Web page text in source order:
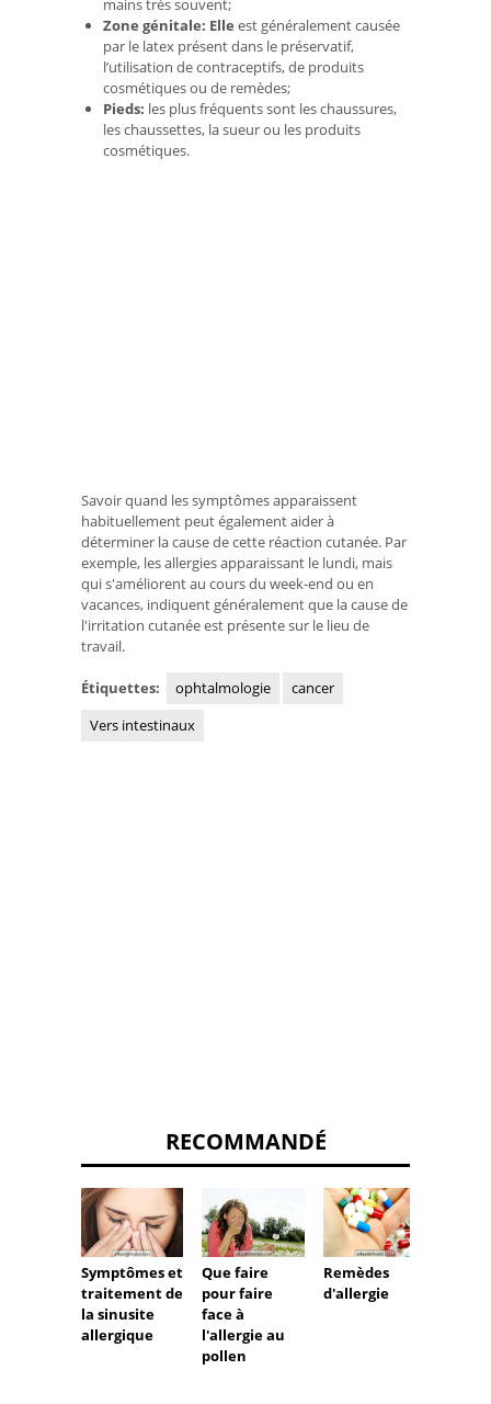
mains très souvent;
Zone génitale: Elle est généralement causée
par le latex présent dans le préservatif,
l’utilisation de contraceptifs, de produits
cosmétiques ou de remèdes;
Pieds: les plus fréquents sont les chaussures,
les chaussettes, la sueur ou les produits
cosmétiques.
Savoir quand les symptômes apparaissent
habituellement peut également aider à
déterminer la cause de cette réaction cutanée. Par
exemple, les allergies apparaissant le lundi, mais
qui s'améliorent au cours du week-end ou en
vacances, indiquent généralement que la cause de
l'irritation cutanée est présente sur le lieu de
travail.
Étiquettes: ophtalmologie
cancer
Vers intestinaux
RECOMMANDÉ
Symptômes et
traitement de
la sinusite
allergique
Que faire
pour faire
face à
l'allergie au
pollen
Remèdes
d'allergie